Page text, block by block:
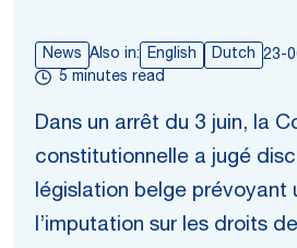
News Also in: English Dutch 23-
5 minutes read
Dans un arrêt du 3 juin, la
constitutionnelle a jugé
législation belge prévoyant
l’imputation sur les droits